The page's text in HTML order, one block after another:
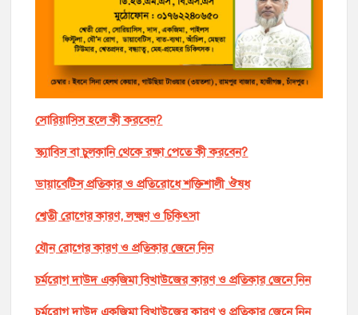
সোরিয়াসিস হলে কী করবেন?
স্ক্যাবিস বা চুলকানি থেকে রক্ষা পেতে কী করবেন?
ডায়াবেটিস প্রতিকার ও প্রতিরোধে শক্তিশালী ঔষধ
শ্বেতী রোগের কারণ, লক্ষ্মণ ও চিকিৎসা
যৌন রোগের কারণ ও প্রতিকার জেনে নিন
চর্মরোগ দাউদ একজিমা বিখাউজের কারণ ও প্রতিকার জেনে নিন